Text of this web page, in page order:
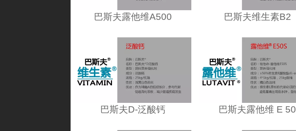
巴斯夫露他维A500 巴斯夫维生素B2
巴斯夫D-泛酸钙 巴斯夫露他维 E 50